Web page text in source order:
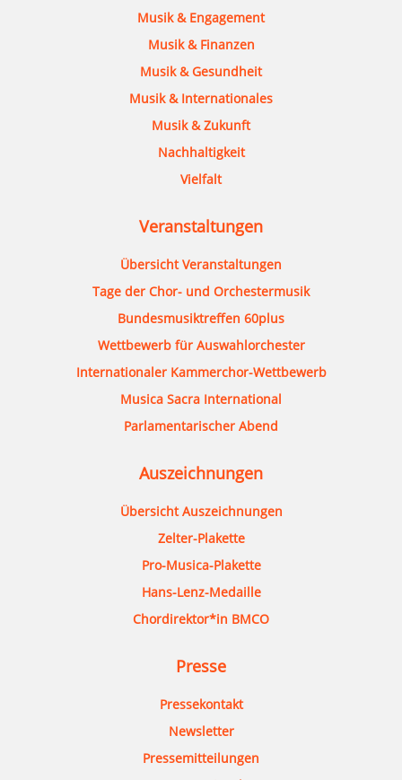
Musik & Engagement
Musik & Finanzen
Musik & Gesundheit
Musik & Internationales
Musik & Zukunft
Nachhaltigkeit
Vielfalt
Veranstaltungen
Übersicht Veranstaltungen
Tage der Chor- und Orchestermusik
Bundesmusiktreffen 60plus
Wettbewerb für Auswahlorchester
Internationaler Kammerchor-Wettbewerb
Musica Sacra International
Parlamentarischer Abend
Auszeichnungen
Übersicht Auszeichnungen
Zelter-Plakette
Pro-Musica-Plakette
Hans-Lenz-Medaille
Chordirektor*in BMCO
Presse
Pressekontakt
Newsletter
Pressemitteilungen